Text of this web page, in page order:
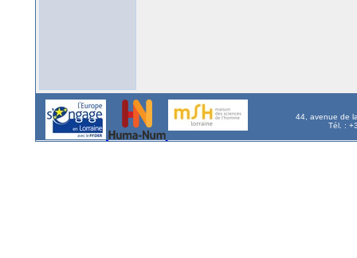
44, avenue de
Tél. :